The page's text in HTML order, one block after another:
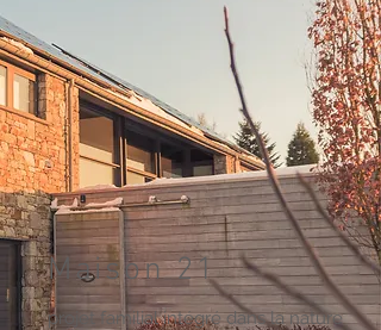
Maison 21
projet familial intégré dans la nature